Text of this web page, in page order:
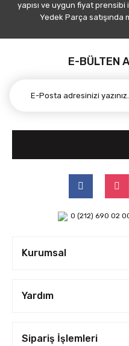
yapısı ve uygun fiyat
Yedek Parça
E-BÜLTEN
0 (212) 690 02
Kurumsal
Yardım
Sipariş İşlemleri